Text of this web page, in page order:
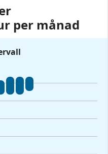
per månad